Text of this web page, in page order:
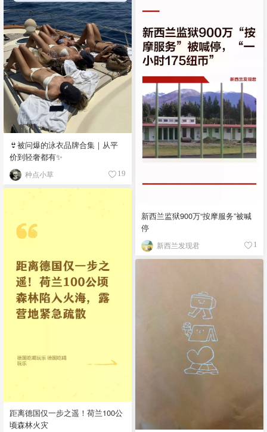
👙被问爆的泳衣品牌合集｜从平
价到轻奢都有✨
种点小草 19
新西兰监狱900万“按摩服务”被喊
停
新西兰发现君 1
距离德国仅一步之遥！荷兰100公
顷森林火灾